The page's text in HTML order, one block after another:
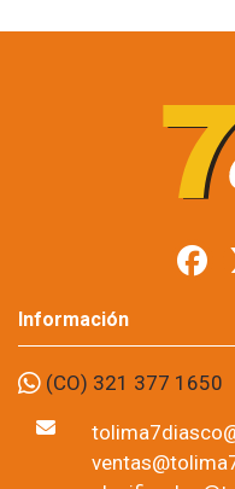
Foto: suministrada a
Los permisos para portar